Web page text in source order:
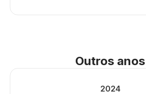
Outros anos
2024